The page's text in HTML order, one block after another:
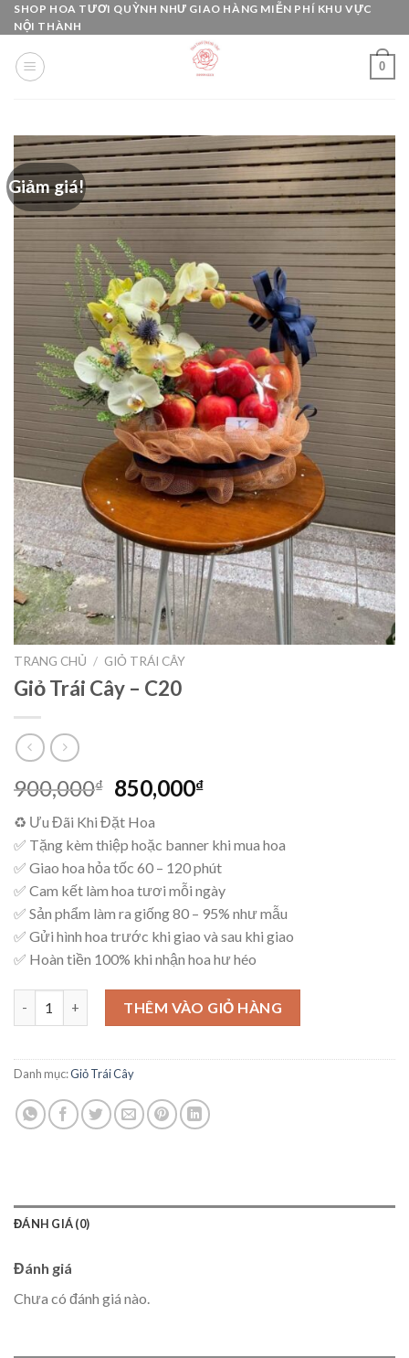
Skip
to
content
SHOP HOA TƯƠI QUỲNH NHƯ GIAO HÀNG MIỄN PHÍ KHU VỰC
NỘI THÀNH
0
Giảm giá!
TRANG CHỦ / GIỎ TRÁI CÂY
Giỏ Trái Cây – C20
900,000₫ Giá
là:
900,000₫.
850,000₫Giá
là:
850,000₫.
♻ Ưu Đãi Khi Đặt Hoa
✅ Tặng kèm thiệp hoặc banner khi mua hoa
✅ Giao hoa hỏa tốc 60 – 120 phút
✅ Cam kết làm hoa tươi mỗi ngày
✅ Sản phẩm làm ra giống 80 – 95% như mẫu
✅ Gửi hình hoa trước khi giao và sau khi giao
✅ Hoàn tiền 100% khi nhận hoa hư héo
Giỏ Trái Cây – C20 số lượngTHÊM VÀO GIỎ HÀNG
Danh mục:Giỏ Trái Cây
ĐÁNH GIÁ (0)
Đánh giá
Chưa có đánh giá nào.